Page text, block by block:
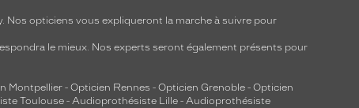
Nos opticiens vous expliqueront la marche à suivre pour
le mieux. Nos experts seront également présents pour
Montpellier - Opticien Rennes - Opticien Grenoble - Opticien
Toulouse - Audioprothésiste Lille - Audioprothésiste